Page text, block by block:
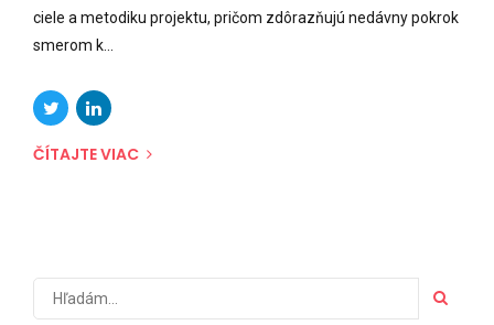
ciele a metodiku projektu, pričom zdôrazňujú nedávny pokrok
smerom k...
ČÍTAJTE VIAC